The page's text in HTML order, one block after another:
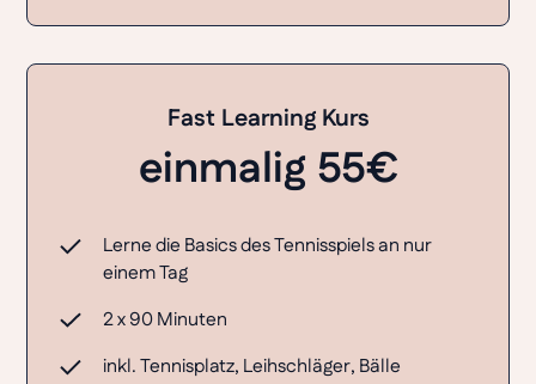
Fast Learning Kurs
einmalig 55€
Lerne die Basics des Tennisspiels an nur
einem Tag
2 x 90 Minuten
inkl. Tennisplatz, Leihschläger, Bälle